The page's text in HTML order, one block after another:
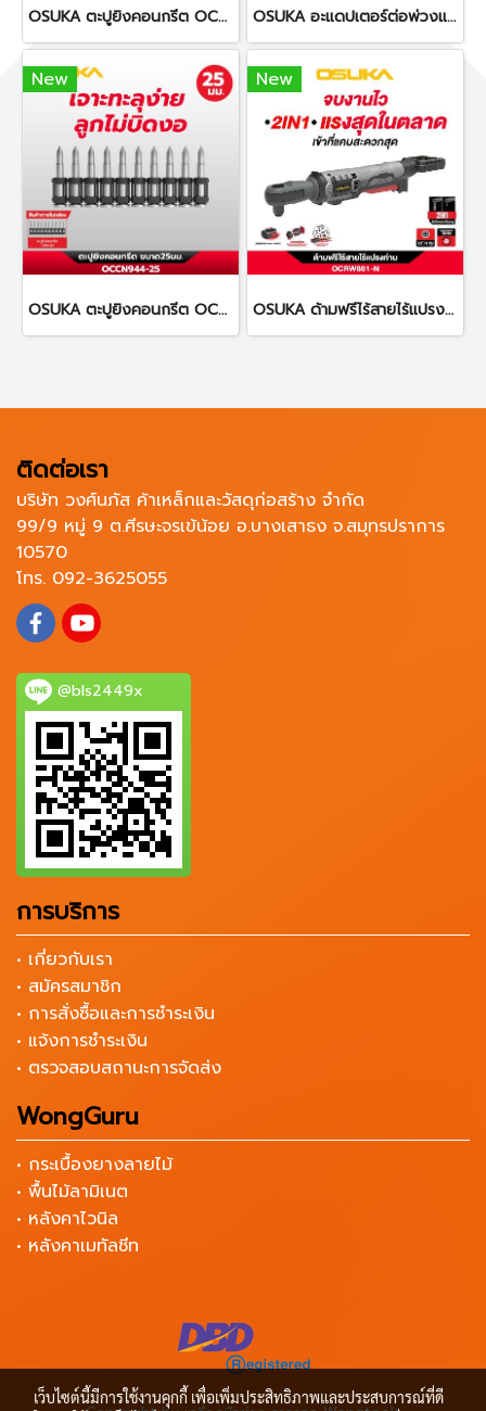
OSUKA ตะปูยิงคอนกรีต OCCN944-32 ทนทานต่อการกัดกร่อน OSUKA อะแดปเตอร์ต่อพ่วงแบตเตอรี่คาดเอว ยาว 1.2 เมตร OSBA5019
New
OSUKA ตะปูยิงคอนกรีต OCCN944-25 ทนทานต่อการกัดกร่อน
New
OSUKA ด้ามฟรีไร้สายไร้แปรงถ่าน OCRW861
ติดต่อเรา
บริษัท วงศ์นภัส ค้าเหล็กและวัสดุก่อสร้าง จำกัด
99/9 หมู่ 9 ต.ศีรษะจรเข้น้อย อ.บางเสาธง จ.สมุทรปราการ
10570
โทร. 092-3625055
@bls2449x
การบริการ
• เกี่ยวกับเรา
• สมัครสมาชิก
• การสั่งซื้อและการชำระเงิน
• แจ้งการชำระเงิน
• ตรวจสอบสถานะการจัดส่ง
WongGuru
• กระเบื้องยางลายไม้
• พื้นไม้ลามิเนต
• หลังคาไวนิล
• หลังคาเมทัลชีท
เว็บไซต์นี้มีการใช้งานคุกกี้ เพื่อเพิ่มประสิทธิภาพและประสบการณ์ที่ดี